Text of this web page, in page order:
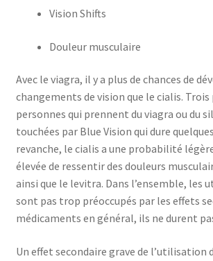
Vision Shifts
Douleur musculaire
Avec le viagra, il y a plus de chances de
changements de vision que le cialis. Trois
personnes qui prennent du viagra ou du
touchées par Blue Vision qui dure
revanche, le cialis a une probabilité
élevée de ressentir des douleurs
ainsi que le levitra. Dans l’ensemble, les
sont pas trop préoccupés par les effets
médicaments en général, ils ne durent
Un effet secondaire grave de l’utilisation